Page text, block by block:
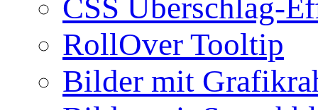
CSS Überschlag-
RollOver Tooltip
Bilder mit